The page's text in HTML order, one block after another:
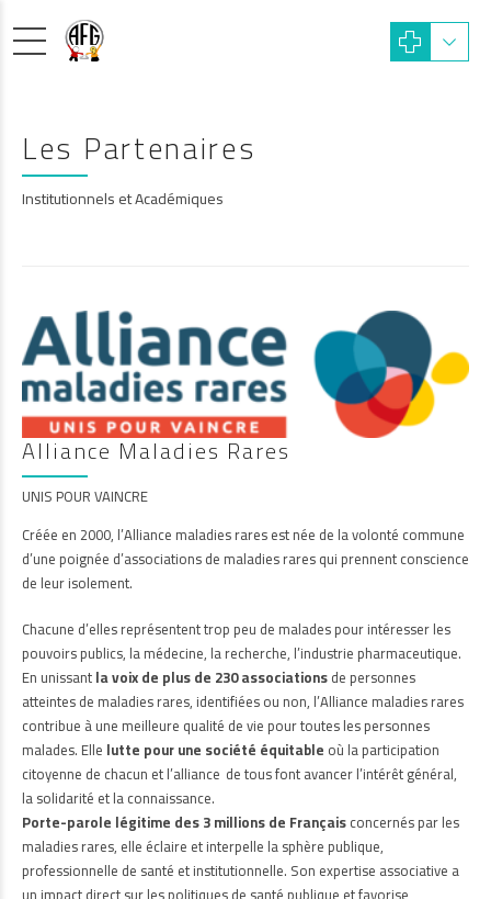
Les Partenaires
Institutionnels et Académiques
Alliance Maladies Rares
UNIS POUR VAINCRE
Créée en 2000, l’Alliance maladies rares est née de la volonté commune
d’une poignée d’associations de maladies rares qui prennent conscience
de leur isolement.
Chacune d’elles représentent trop peu de malades pour intéresser les
pouvoirs publics, la médecine, la recherche, l’industrie pharmaceutique.
En unissantla voix de plus de 230 associationsde personnes
atteintes de maladies rares, identifiées ou non, l’Alliance maladies rares
contribue à une meilleure qualité de vie pour toutes les personnes
malades. Elle lutte pour une société équitable où la participation
citoyenne de chacun et l’alliance de tous font avancer l’intérêt général,
la solidarité et la connaissance.
Porte-parole légitime des 3 millions de Françaisconcernés par les
maladies rares, elle éclaire et interpelle la sphère publique,
professionnelle de santé et institutionnelle. Son expertise associative a